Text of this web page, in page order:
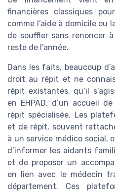
financières classiques
comme l’aide à domicile ou
de souffler sans renoncer
reste de l’année.
Dans les faits, beaucoup
droit au répit et ne
répit existantes, qu’il
en EHPAD, d’un accueil
répit spécialisée. Les
et de répit, souvent
à un service médico social,
d’informer les aidants
et de proposer un
en lien avec le médecin
département. Ces